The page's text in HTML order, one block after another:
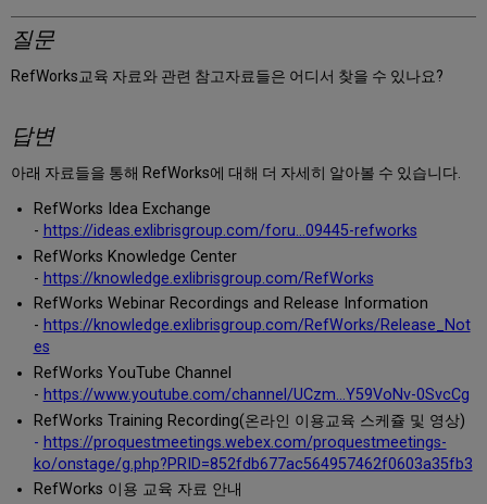
질문
RefWorks교육 자료와 관련 참고자료들은 어디서 찾을 수 있나요?
답변
아래 자료들을 통해 RefWorks에 대해 더 자세히 알아볼 수 있습니다.
RefWorks Idea Exchange
- https://ideas.exlibrisgroup.com/foru...09445-refworks
RefWorks Knowledge Center
- https://knowledge.exlibrisgroup.com/RefWorks
RefWorks Webinar Recordings and Release Information
- https://knowledge.exlibrisgroup.com/RefWorks/Release_Not
es
RefWorks YouTube Channel
- https://www.youtube.com/channel/UCzm...Y59VoNv-0SvcCg
RefWorks Training Recording(온라인 이용교육 스케쥴 및 영상)
- https://proquestmeetings.webex.com/proquestmeetings-
ko/onstage/g.php?PRID=852fdb677ac564957462f0603a35fb3
RefWorks 이용 교육 자료 안내